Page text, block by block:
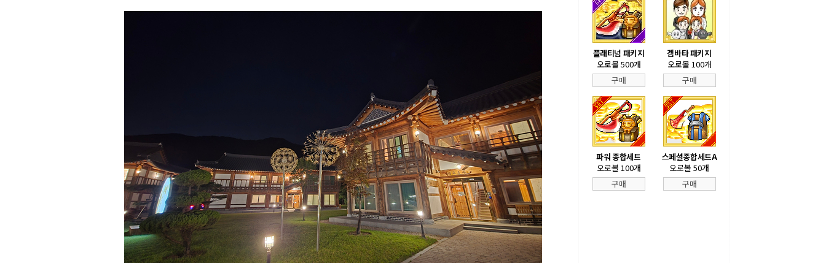
플래티넘 패키지
오로볼 500개
구매
겜바타 패키지
오로볼 100개
구매
파워 종합세트
오로볼 100개
구매
스페셜종합세트A
오로볼 50개
구매